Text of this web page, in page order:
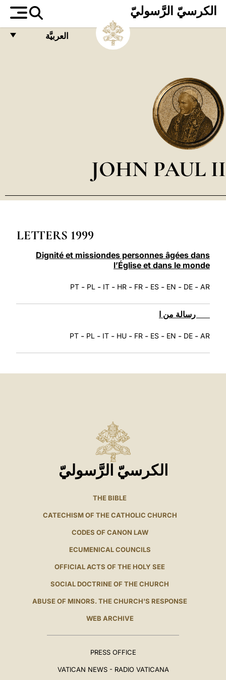
الكرسيّ الرَّسوليّ
العربيَّة
العربيّة
LATINE
JOHN PAUL II
LETTERS 1999
Dignité et missiondes personnes âgées dans
l’Église et dans le monde
AR
-
DE
-
EN
-
ES
-
FR
-
HR
-
IT
-
PL
-
PT
رسالة من ا
AR
-
DE
-
EN
-
ES
-
FR
-
HU
-
IT
-
PL
-
PT
الكرسيّ الرَّسوليّ
THE BIBLE
CATECHISM OF THE CATHOLIC CHURCH
CODES OF CANON LAW
ECUMENICAL COUNCILS
OFFICIAL ACTS OF THE HOLY SEE
SOCIAL DOCTRINE OF THE CHURCH
ABUSE OF MINORS. THE CHURCH'S RESPONSE
WEB ARCHIVE
PRESS OFFICE
VATICAN NEWS - RADIO VATICANA